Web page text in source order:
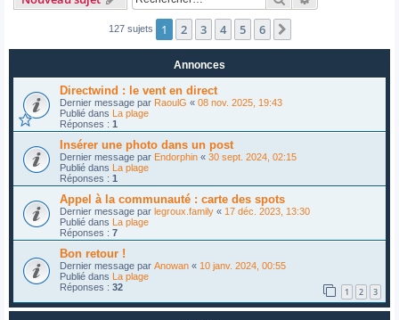
127 sujets 1 2 3 4 5 6
Annonces
Directwind : le vent en direct
Dernier message par RaoulG « 08 nov. 2025, 19:43
Publié dans La plage
Réponses : 1
Insérer une photo dans un post
Dernier message par Endorphin « 30 sept. 2024, 02:15
Publié dans La plage
Réponses : 1
Appel à la communauté : carte des spots
Dernier message par legroux.family « 17 déc. 2023, 13:30
Publié dans La plage
Réponses : 7
Bon retour !
Dernier message par Anowan « 10 janv. 2024, 00:55
Publié dans La plage
Réponses : 32 1 2 3